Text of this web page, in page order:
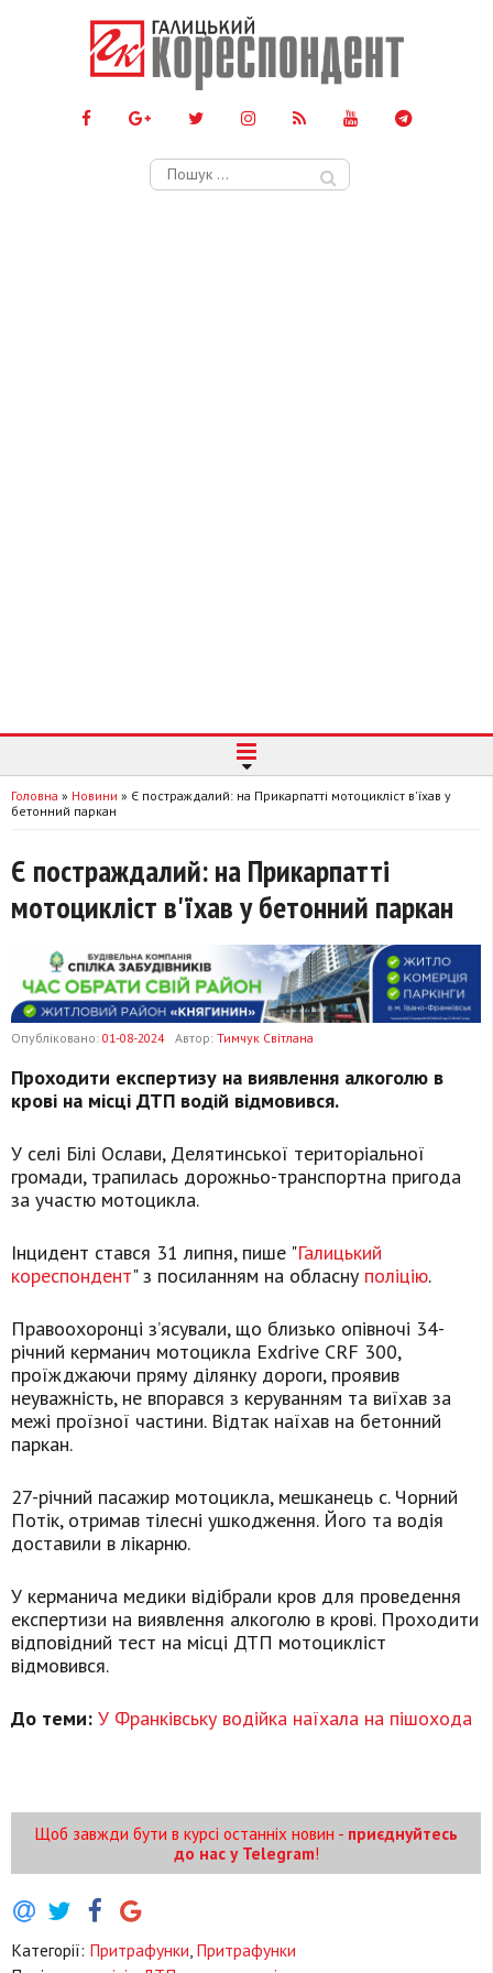
Пошук:
Головна » Новини » Є постраждалий: на Прикарпатті мотоцикліст в'їхав у
бетонний паркан
Є постраждалий: на Прикарпатті
мотоцикліст в'їхав у бетонний паркан
Опубліковано: 01-08-2024 Автор: Тимчук Світлана
Проходити експертизу на виявлення алкоголю в
крові на місці ДТП водій відмовився.
У селі Білі Ослави, Делятинської територіальної
громади, трапилась дорожньо-транспортна пригода
за участю мотоцикла.
Інцидент стався 31 липня, пише "Галицький
кореспондент" з посиланням на обласну поліцію.
Правоохоронці з’ясували, що близько опівночі 34-
річний керманич мотоцикла Exdrive CRF 300,
проїжджаючи пряму ділянку дороги, проявив
неуважність, не впорався з керуванням та виїхав за
межі проїзної частини. Відтак наїхав на бетонний
паркан.
27-річний пасажир мотоцикла, мешканець с. Чорний
Потік, отримав тілесні ушкодження. Його та водія
доставили в лікарню.
У керманича медики відібрали кров для проведення
експертизи на виявлення алкоголю в крові. Проходити
відповідний тест на місці ДТП мотоцикліст
відмовився.
До теми: У Франківську водійка наїхала на пішохода
Щоб завжди бути в курсі останніх новин - приєднуйтесь
до нас у Telegram!
Категорії: Притрафунки Притрафунки